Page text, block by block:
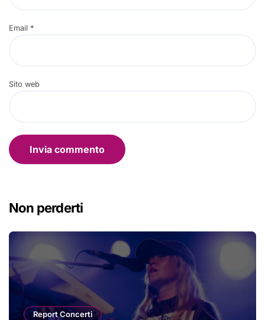
Email *
Sito web
Non perderti
Report Concerti